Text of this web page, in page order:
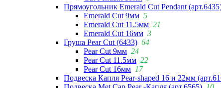
Прямоугольник Emerald Cut Pendant
Emerald Cut 9мм 5
Emerald Cut 11.5мм 21
Emerald Cut 16мм 3
Груша Pear Cut (6433) 64
Pear Cut 9мм 24
Pear Cut 11.5мм 22
Pear Cut 16мм 17
Подвеска Капля Pear-shaped 16 и 22мм